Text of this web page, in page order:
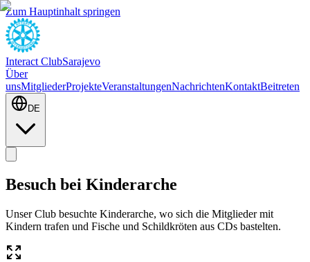
Zum Hauptinhalt springen
Interact ClubSarajevo
Über
unsMitgliederProjekteVeranstaltungenNachrichtenKontaktBeitreten
DE
Besuch bei Kinderarche
Unser Club besuchte Kinderarche, wo sich die Mitglieder mit
Kindern trafen und Fische und Schildkröten aus CDs bastelten.